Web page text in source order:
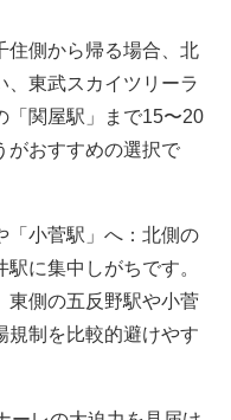
住側から帰る場合、北
、東武スカイツリーラ
「関屋駅」まで15〜20
がおすすめの選択で
「小菅駅」へ ：北側の
に集中しがちです。
東側の五反野駅や小菅
規制を比較的避けやす